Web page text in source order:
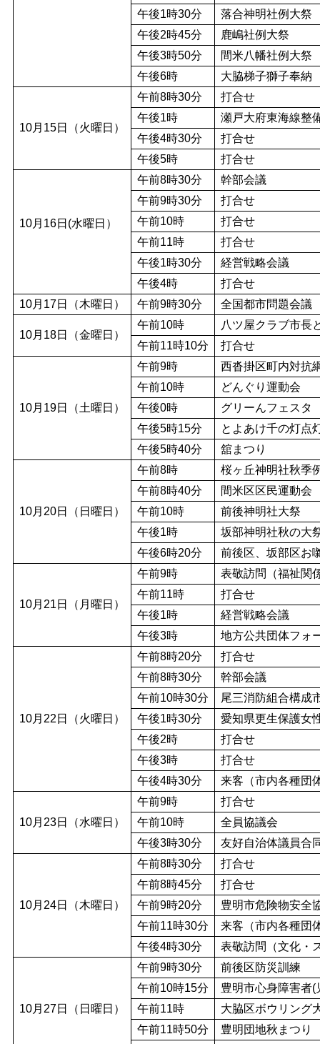
午後1時30分
落合神明社例大祭
午後2時45分
鹿嶋社例大祭
午後3時50分
間米八幡社例大祭
午後6時
大脇梯子獅子奉納
10月15日（火曜日）
午前8時30分
打合せ
午後1時
瀬戸大府東海線整
午後4時30分
打合せ
午後5時
打合せ
10月16日(水曜日）
午前8時30分
幹部会議
午前9時30分
打合せ
午前10時
打合せ
午前11時
打合せ
午後1時30分
経営戦略会議
午後4時
打合せ
10月17日（木曜日）
午前9時30分 全国都市問題会議
10月18日（金曜日）
午前10時
八ツ屋クラブ市長
午前11時10分
打合せ
10月19日（土曜日）
午前9時
西沓掛区町内対抗
午前10時
どんぐり運動会
午後0時
グリーんフェスタ
午後5時15分
とよあけ千の灯点
午後5時40分
舘まつり
10月20日（日曜日）
午前8時
桜ヶ丘神明社秋季
午前8時40分
間米区区民運動会
午前10時
前後神明社大祭
午後1時
坂部神明社秋の大
午後6時20分
前後区、坂部区お
10月21日（月曜日）
午前9時
表敬訪問（福祉関
午前11時
打合せ
午後1時
経営戦略会議
午後3時
地方公共団体フォ
10月22日（火曜日）
午前8時20分
打合せ
午前8時30分
幹部会議
午前10時30分
尾三消防組合構成
午後1時30分
愛知県更生保護女
午後2時
打合せ
午後3時
打合せ
午後4時30分
来客（市内各種団
10月23日（水曜日）
午前9時
打合せ
午前10時
全員協議会
午後3時30分
友好自治体議員合
10月24日（木曜日）
午前8時30分
打合せ
午前8時45分
打合せ
午前9時20分
豊明市危険物安全
午前11時30分
来客（市内各種団
午後4時30分
表敬訪問（文化・
10月27日（日曜日）
午前9時30分
前後区防災訓練
午前10時15分
豊明市心身障害者
午前11時
大脇区ボウリング
午前11時50分
豊明団地秋まつり